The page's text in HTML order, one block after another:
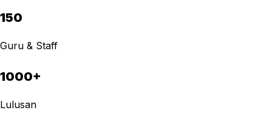
150
Guru & Staff
1000+
Lulusan